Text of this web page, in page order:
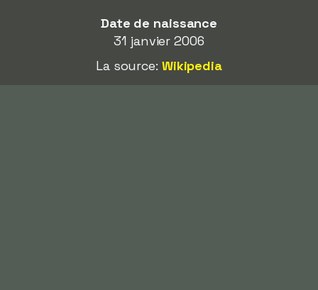
Date de naissance
31 janvier 2006
La source: Wikipedia